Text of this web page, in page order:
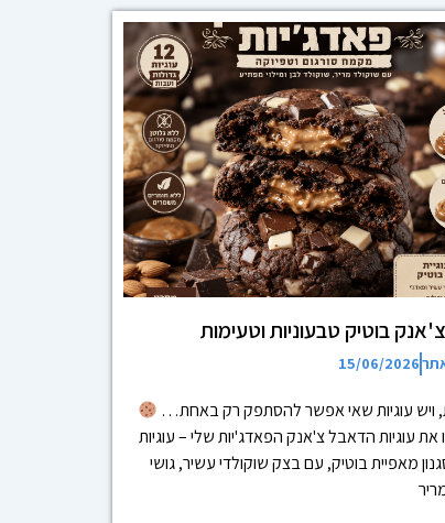
צ'אנק בוטיק טבעוניות וטעימות
15/06/2026
ויש עוגיות שאי אפשר להסתפק רק באחת…
את עוגיות הדאבל צ'אנק הפאדג'יות שלי – עוגיות
מאפיית בוטיק, עם בצק שוקולדי עשיר, גושי